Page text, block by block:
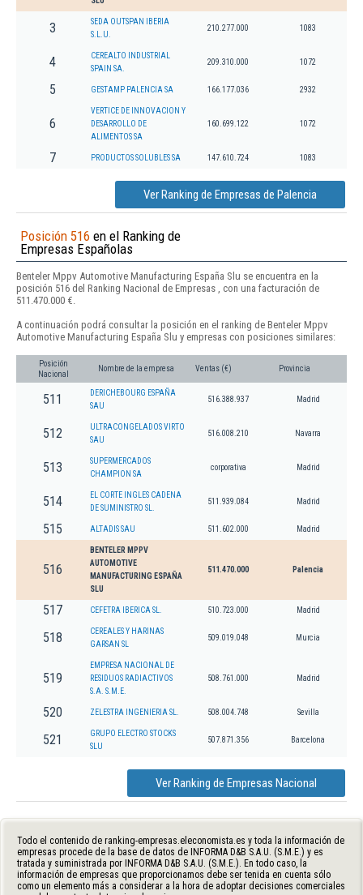
3
SEDA OUTSPAN IBERIA
S.L.U.
210.277.000 1083
4
CEREALTO INDUSTRIAL
SPAIN SA.
209.310.000 1072
5 GESTAMP PALENCIA SA 166.177.036 2932
6
VERTICE DE INNOVACION Y
DESARROLLO DE
ALIMENTOS SA
160.699.122 1072
7 PRODUCTOS SOLUBLES SA 147.610.724 1083
Ver Ranking de Empresas de Palencia
Posición 516 en el Ranking de
Empresas Españolas
Benteler Mppv Automotive Manufacturing España Slu se encuentra en la
posición 516 del Ranking Nacional de Empresas , con una facturación de
511.470.000 €.
A continuación podrá consultar la posición en el ranking de Benteler Mppv
Automotive Manufacturing España Slu y empresas con posiciones similares:
Posición
Nacional
Nombre de la empresa Ventas (€) Provincia
511
DERICHEBOURG ESPAÑA
SAU
516.388.937 Madrid
512
ULTRACONGELADOS VIRTO
SAU
516.008.210 Navarra
513
SUPERMERCADOS
CHAMPION SA
corporativa Madrid
514
EL CORTE INGLES CADENA
DE SUMINISTRO SL.
511.939.084 Madrid
515 ALTADIS SAU 511.602.000 Madrid
516
BENTELER MPPV
AUTOMOTIVE
MANUFACTURING ESPAÑA
SLU
511.470.000 Palencia
517 CEFETRA IBERICA SL. 510.723.000 Madrid
518
CEREALES Y HARINAS
GARSAN SL
509.019.048 Murcia
519
EMPRESA NACIONAL DE
RESIDUOS RADIACTIVOS
S.A. S.M.E.
508.761.000 Madrid
520 ZELESTRA INGENIERIA SL. 508.004.748 Sevilla
521
GRUPO ELECTRO STOCKS
SLU
507.871.356 Barcelona
Ver Ranking de Empresas Nacional
Todo el contenido de ranking-empresas.eleconomista.es y toda la información de
empresas procede de la base de datos de INFORMA D&B S.A.U. (S.M.E.) y es
tratada y suministrada por INFORMA D&B S.A.U. (S.M.E.). En todo caso, la
información de empresas que proporcionamos debe ser tenida en cuenta sólo
como un elemento más a considerar a la hora de adoptar decisiones comerciales